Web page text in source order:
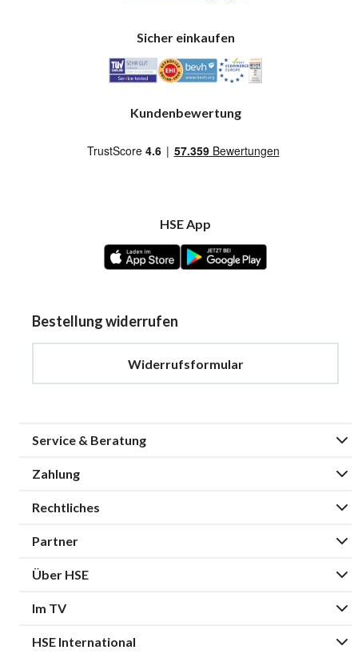
Sicher einkaufen
Kundenbewertung
HSE App
Bestellung widerrufen
Widerrufsformular
Service & Beratung
Zahlung
Rechtliches
Partner
Über HSE
Im TV
HSE International